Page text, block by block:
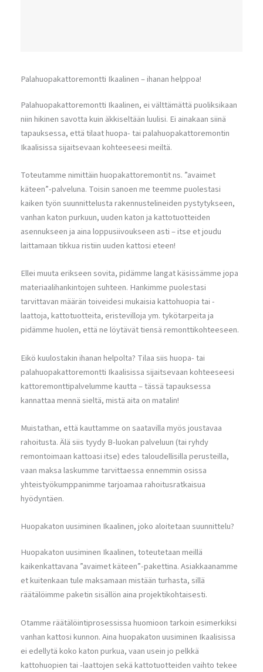
Palahuopakattoremontti Ikaalinen – ihanan helppoa!
Palahuopakattoremontti Ikaalinen, ei välttämättä puoliksikaan
niin hikinen savotta kuin äkkiseltään luulisi. Ei ainakaan siinä
tapauksessa, että tilaat huopa- tai palahuopakattoremontin
Ikaalisissa sijaitsevaan kohteeseesi meiltä.
Toteutamme nimittäin huopakattoremontit ns. ”avaimet
käteen”-palveluna. Toisin sanoen me teemme puolestasi
kaiken työn suunnittelusta rakennustelineiden pystytykseen,
vanhan katon purkuun, uuden katon ja kattotuotteiden
asennukseen ja aina loppusiivoukseen asti – itse et joudu
laittamaan tikkua ristiin uuden kattosi eteen!
Ellei muuta erikseen sovita, pidämme langat käsissämme jopa
materiaalihankintojen suhteen. Hankimme puolestasi
tarvittavan määrän toiveidesi mukaisia kattohuopia tai -
laattoja, kattotuotteita, eristevilloja ym. tykötarpeita ja
pidämme huolen, että ne löytävät tiensä remonttikohteeseen.
Eikö kuulostakin ihanan helpolta? Tilaa siis huopa- tai
palahuopakattoremontti Ikaalisissa sijaitsevaan kohteeseesi
kattoremonttipalvelumme kautta – tässä tapauksessa
kannattaa mennä sieltä, mistä aita on matalin!
Muistathan, että kauttamme on saatavilla myös joustavaa
rahoitusta. Älä siis tyydy B-luokan palveluun (tai ryhdy
remontoimaan kattoasi itse) edes taloudellisilla perusteilla,
vaan maksa laskumme tarvittaessa ennemmin osissa
yhteistyökumppanimme tarjoamaa rahoitusratkaisua
hyödyntäen.
Huopakaton uusiminen Ikaalinen, joko aloitetaan suunnittelu?
Huopakaton uusiminen Ikaalinen, toteutetaan meillä
kaikenkattavana ”avaimet käteen”-pakettina. Asiakkaanamme
et kuitenkaan tule maksamaan mistään turhasta, sillä
räätälöimme paketin sisällön aina projektikohtaisesti.
Otamme räätälöintiprosessissa huomioon tarkoin esimerkiksi
vanhan kattosi kunnon. Aina huopakaton uusiminen Ikaalisissa
ei edellytä koko katon purkua, vaan usein jo pelkkä
kattohuopien tai -laattojen sekä kattotuotteiden vaihto tekee